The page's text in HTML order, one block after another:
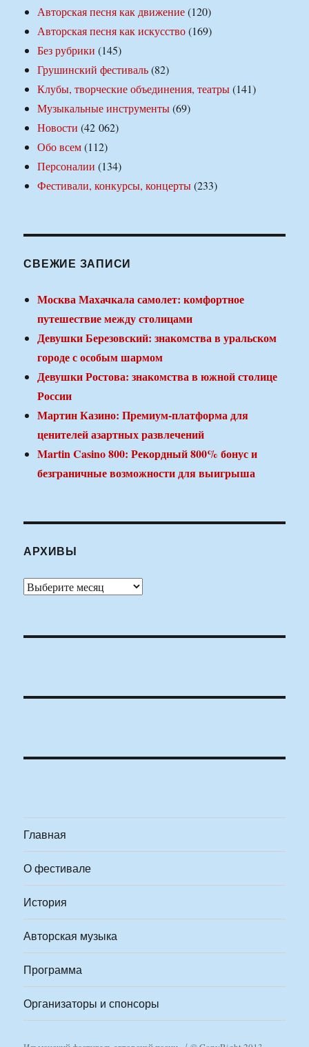
Авторская песня как движение(120)
Авторская песня как искусство(169)
Без рубрики (145)
Грушинский фестиваль(82)
Клубы, творческие объединения, театры(141)
Музыкальные инструменты(69)
Новости (42 062)
Обо всем(112)
Персоналии (134)
Фестивали, конкурсы, концерты(233)
СВЕЖИЕ ЗАПИСИ
Москва Махачкала самолет: комфортное
путешествие между столицами
Девушки Березовский: знакомства в уральском
городе с особым шармом
Девушки Ростова: знакомства в южной столице
России
Мартин Казино: Премиум-платформа для
ценителей азартных развлечений
Martin Casino 800: Рекордный 800% бонус и
безграничные возможности для выигрыша
АРХИВЫ
Архивы
Главная
О фестивале
История
Авторская музыка
Программа
Организаторы и спонсоры